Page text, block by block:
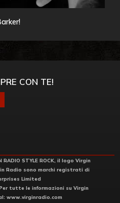
CON TE!
RADIO STYLE ROCK, il logo Virgin
Radio sono marchi registrati di
Limited
tutte le informazioni su Virgin
www.virginradio.com